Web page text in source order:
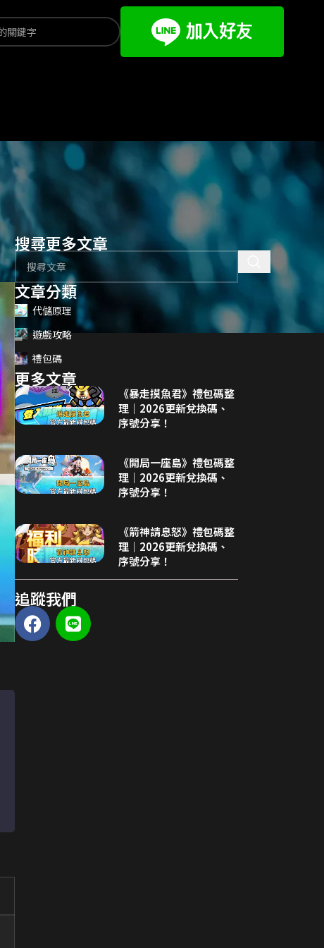
搜尋更多文章
文章分類
代儲原理
遊戲攻略
禮包碼
更多文章
《暴走摸魚君》禮包碼整
理｜2026更新兌換碼、
序號分享！
《開局一座島》禮包碼整
理｜2026更新兌換碼、
序號分享！
《箭神請息怒》禮包碼整
理｜2026更新兌換碼、
序號分享！
追蹤我們